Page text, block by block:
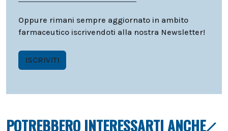
Oppure rimani sempre aggiornato in ambito
farmaceutico iscrivendoti alla nostra Newsletter!
ISCRIVITI
POTREBBERO INTERESSARTI ANCHE